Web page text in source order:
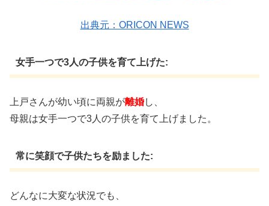
出典元：ORICON NEWS
女手一つで3人の子供を育て上げた:
上戸さんが幼い頃に両親が離婚し、
母親は女手一つで3人の子供を育て上げました。
常に笑顔で子供たちを励ました:
どんなに大変な状況でも、